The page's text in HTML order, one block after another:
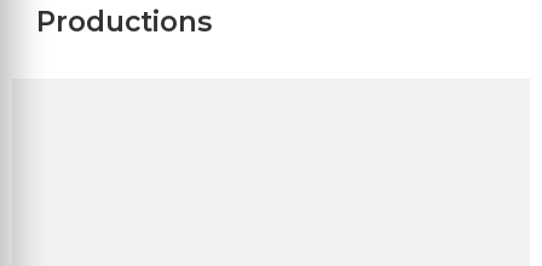
Productions